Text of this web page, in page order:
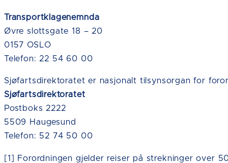
Transportklagenemnda
Øvre slottsgate 18 – 20
0157 OSLO
Telefon: 22 54 60 00
Sjøfartsdirektoratet er nasjonalt tilsynsorgan for
Sjøfartsdirektoratet
Postboks 2222
5509 Haugesund
Telefon: 52 74 50 00
[1] Forordningen gjelder reiser på strekninger over